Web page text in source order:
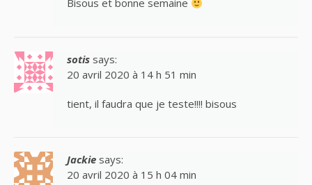
Bisous et bonne semaine
sotis says:
20 avril 2020 à 14 h 51 min
tient, il faudra que je teste!!!! bisous
Jackie says:
20 avril 2020 à 15 h 04 min